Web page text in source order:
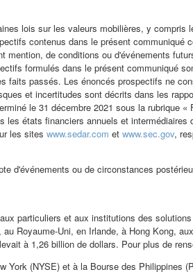
lois sur les valeurs mobilières, y
contenus dans le présent communiqué
de conditions ou d'événements
formulés dans le présent communiqué
passés. Les énoncés prospectifs ne
et incertitudes sont décrits dans les
le 31 décembre 2021 sous la rubrique
états financiers annuels et
les sites www.sedar.com et www.sec.gov,
d'événements ou de circonstances
particuliers et aux institutions des
Royaume-Uni, en Irlande, à Hong Kong, aux
à 1,26 billion de dollars. Pour plus de
York (NYSE) et à la Bourse des Philippines